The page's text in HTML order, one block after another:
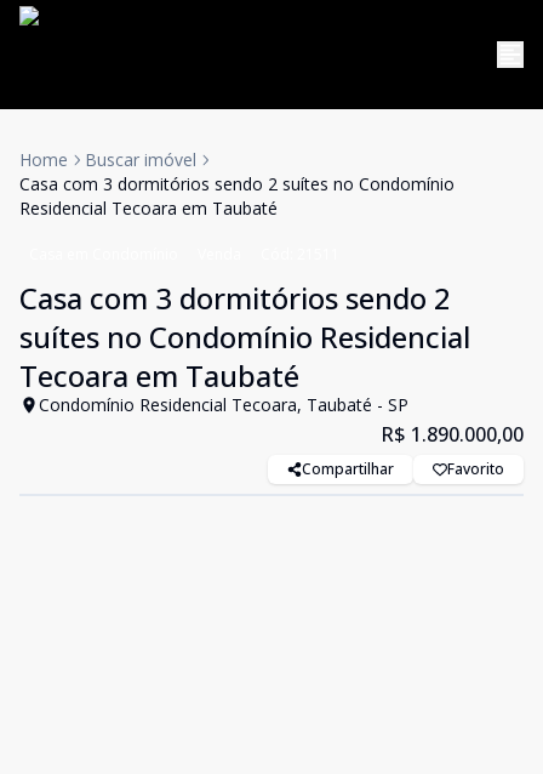
Home
Buscar imóvel
Casa com 3 dormitórios sendo 2 suítes no Condomínio
Residencial Tecoara em Taubaté
Casa com 3 dormitórios sendo 2
suítes no Condomínio Residencial
Tecoara em Taubaté
Condomínio Residencial Tecoara, Taubaté - SP
R$ 1.890.000,00
Compartilhar Favorito